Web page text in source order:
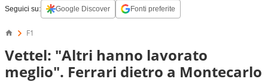
Seguici su: Google Discover Fonti preferite
F1
Vettel: "Altri hanno lavorato
meglio". Ferrari dietro a Montecarlo